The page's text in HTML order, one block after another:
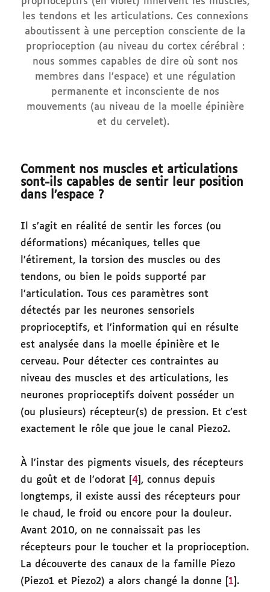
les tendons et les articulations. Ces connexions
aboutissent à une perception consciente de la
proprioception (au niveau du cortex cérébral :
nous sommes capables de dire où sont nos
membres dans l’espace) et une régulation
permanente et inconsciente de nos
mouvements (au niveau de la moelle épinière
et du cervelet).
Comment nos muscles et articulations
sont-ils capables de sentir leur position
dans l’espace ?
Il s’agit en réalité de sentir les forces (ou
déformations) mécaniques, telles que
l’étirement, la torsion des muscles ou des
tendons, ou bien le poids supporté par
l’articulation. Tous ces paramètres sont
détectés par les neurones sensoriels
proprioceptifs, et l’information qui en résulte
est analysée dans la moelle épinière et le
cerveau. Pour détecter ces contraintes au
niveau des muscles et des articulations, les
neurones proprioceptifs doivent posséder un
(ou plusieurs) récepteur(s) de pression. Et c’est
exactement le rôle que joue le canal Piezo2.
À l’instar des pigments visuels, des récepteurs
du goût et de l’odorat [4 ], connus depuis
longtemps, il existe aussi des récepteurs pour
le chaud, le froid ou encore pour la douleur.
Avant 2010, on ne connaissait pas les
récepteurs pour le toucher et la proprioception.
La découverte des canaux de la famille Piezo
(Piezo1 et Piezo2) a alors changé la donne [ 1 ].